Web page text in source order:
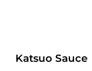
Katsuo Sauce